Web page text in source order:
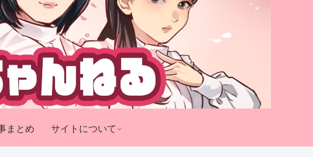
まとめ サイトについて